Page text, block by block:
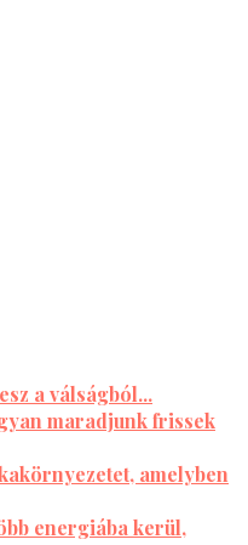
a válságból...
maradjunk frissek
amelyben
energiába kerül,